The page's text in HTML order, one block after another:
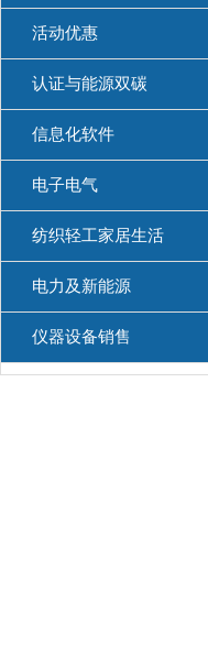
活动优惠
认证与能源双碳
信息化软件
电子电气
纺织轻工家居生活
电力及新能源
仪器设备销售